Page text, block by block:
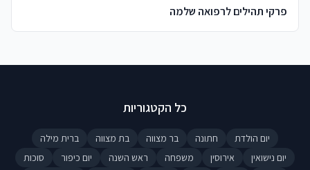
פרקי תהילים לרפואה שלמה
כל הקטגוריות
יום הולדת חתונה בר מצווה בת מצווה
ברית מילה
יום נישואין
אירוסין משפחה ראש השנה יום כיפור
סוכות